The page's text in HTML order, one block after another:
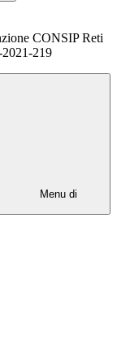
CONSIP Reti
219
Menu di